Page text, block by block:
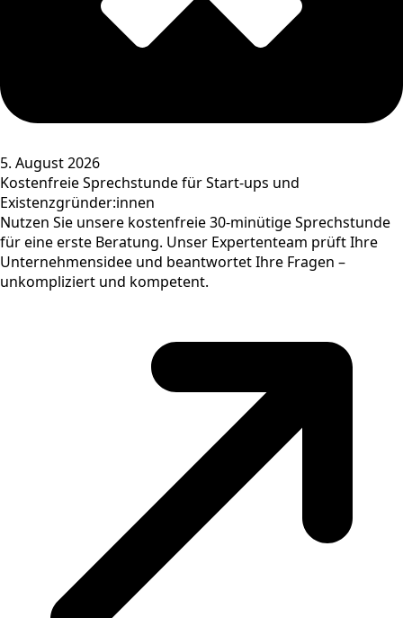
5. August 2026
Kostenfreie Sprechstunde für Start-ups und
Existenzgründer:innen
Nutzen Sie unsere kostenfreie 30-minütige Sprechstunde
für eine erste Beratung. Unser Expertenteam prüft Ihre
Unternehmensidee und beantwortet Ihre Fragen –
unkompliziert und kompetent.